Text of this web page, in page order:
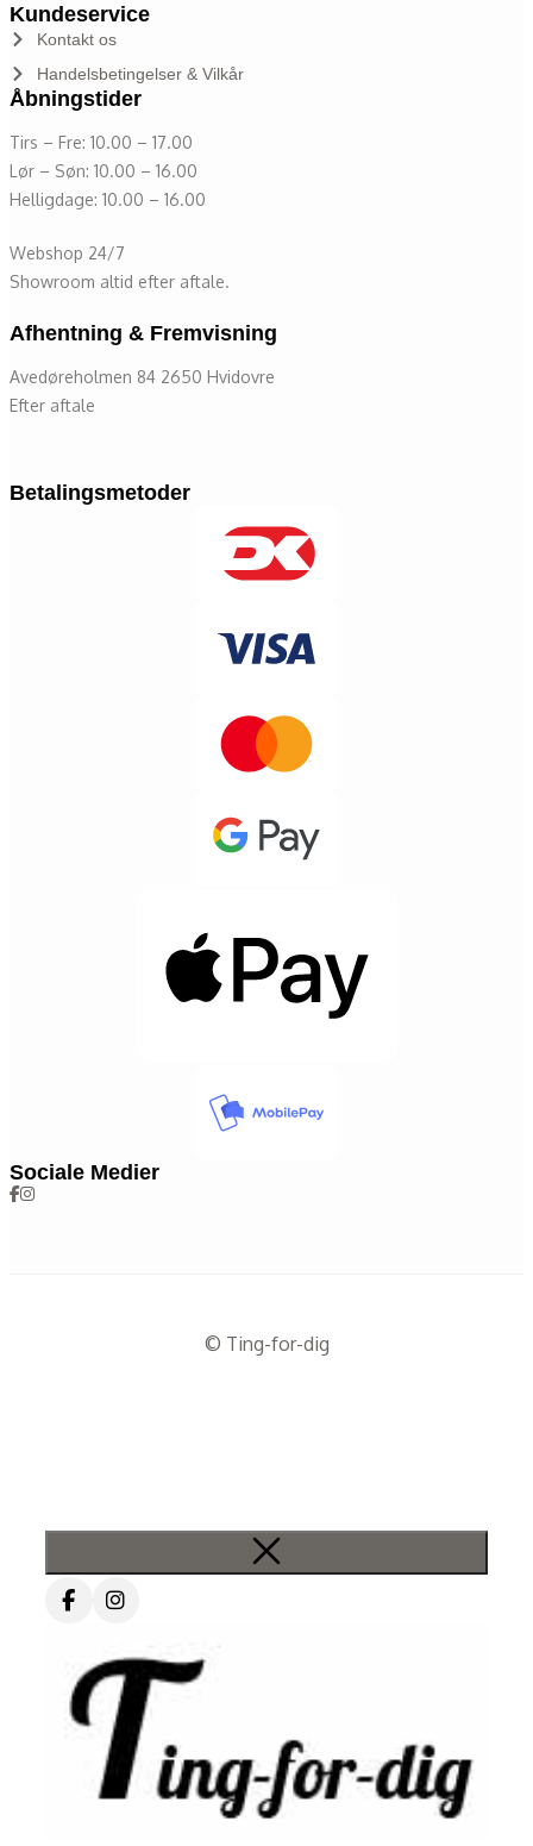
Kundeservice
Kontakt os
Handelsbetingelser & Vilkår
Åbningstider
Tirs – Fre: 10.00 – 17.00
Lør – Søn: 10.00 – 16.00
Helligdage: 10.00 – 16.00
Webshop 24/7
Showroom altid efter aftale.
Afhentning & Fremvisning
Avedøreholmen 84 2650 Hvidovre
Efter aftale
Betalingsmetoder
Sociale Medier
© Ting-for-dig